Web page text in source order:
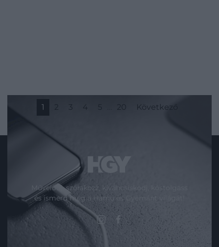
1 2 3 4 5 20 Következő
Művelődj, szórakozz, kíváncsiskodj, kóstolgass
és ismerd meg a Hamu és Gyémánt világát!